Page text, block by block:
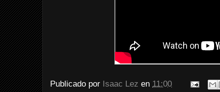
Publicado por Isaac Lez en 11:00